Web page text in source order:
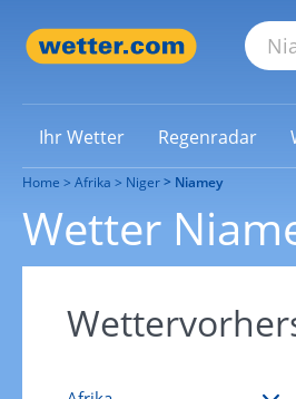
Ihr Wetter Regenradar
Home Afrika Niger Niamey
Wetter